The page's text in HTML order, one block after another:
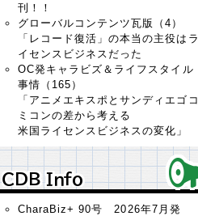
刊！！
グローバルコンテンツ瓦版（4）
「レコード復活」の本当の主役はラ
イセンスビジネスだった
OC発キャラビズ＆ライフスタイル
事情（165）
「アニメエキスポとサンディエゴコ
ミコンの差から考える
米国ライセンスビジネスの変化」
ＣＤＢ Ｉｎｆｏ
ＣＤＢ Ｉｎｆｏ
CharaBiz+ 90号 2026年7月発